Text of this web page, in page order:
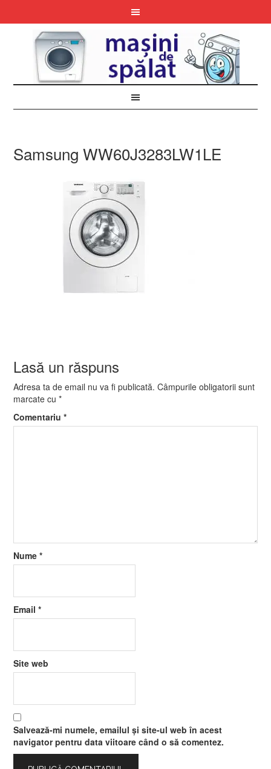
Samsung WW60J3283LW1LE
Lasă un răspuns
Adresa ta de email nu va fi publicată. Câmpurile obligatorii sunt
marcate cu*
Comentariu*
Nume*
Email*
Site web
Salvează-mi numele, emailul și site-ul web în acest
navigator pentru data viitoare când o să comentez.